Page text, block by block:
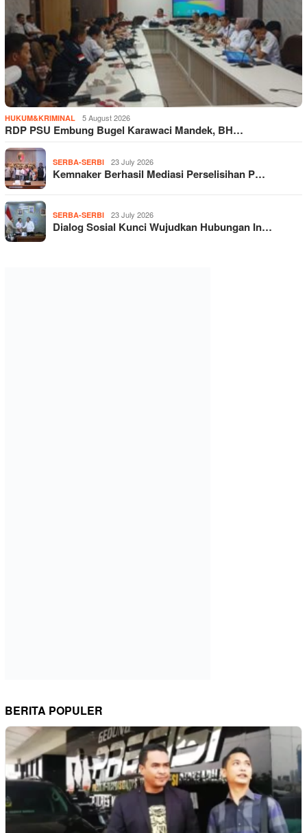
HUKUM&KRIMINAL 5 August 2026
RDP PSU Embung Bugel Karawaci Mandek, BH…
SERBA-SERBI 23 July 2026
Kemnaker Berhasil Mediasi Perselisihan P…
SERBA-SERBI 23 July 2026
Dialog Sosial Kunci Wujudkan Hubungan In…
BERITA POPULER